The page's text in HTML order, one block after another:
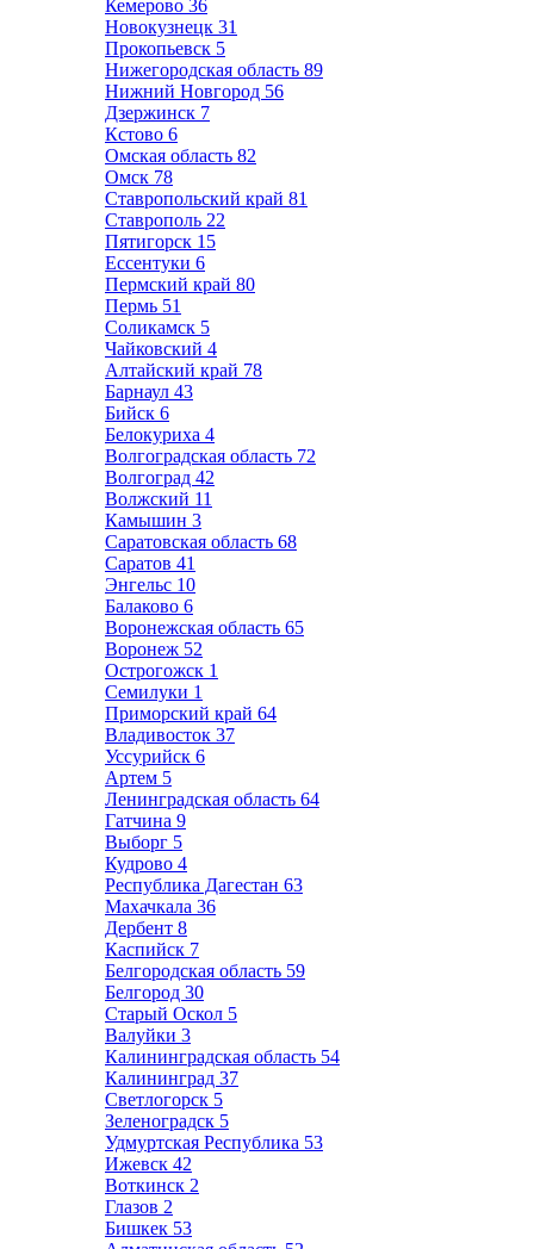
Кемерово 36
Новокузнецк 31
Прокопьевск 5
Нижегородская область 89
Нижний Новгород 56
Дзержинск 7
Кстово 6
Омская область 82
Омск 78
Ставропольский край 81
Ставрополь 22
Пятигорск 15
Ессентуки 6
Пермский край 80
Пермь 51
Соликамск 5
Чайковский 4
Алтайский край 78
Барнаул 43
Бийск 6
Белокуриха 4
Волгоградская область 72
Волгоград 42
Волжский 11
Камышин 3
Саратовская область 68
Саратов 41
Энгельс 10
Балаково 6
Воронежская область 65
Воронеж 52
Острогожск 1
Семилуки 1
Приморский край 64
Владивосток 37
Уссурийск 6
Артем 5
Ленинградская область 64
Гатчина 9
Выборг 5
Кудрово 4
Республика Дагестан 63
Махачкала 36
Дербент 8
Каспийск 7
Белгородская область 59
Белгород 30
Старый Оскол 5
Валуйки 3
Калининградская область 54
Калининград 37
Светлогорск 5
Зеленоградск 5
Удмуртская Республика 53
Ижевск 42
Воткинск 2
Глазов 2
Бишкек 53